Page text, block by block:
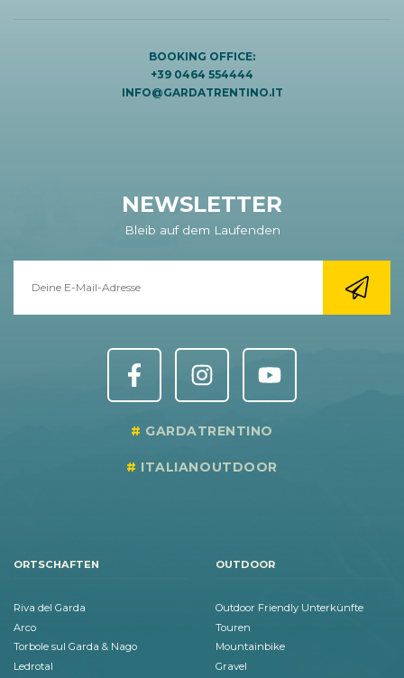
BOOKING OFFICE:
+39 0464 554444
INFO@GARDATRENTINO.IT
NEWSLETTER
Bleib auf dem Laufenden
GARDATRENTINO
ITALIANOUTDOOR
ORTSCHAFTEN
Riva del Garda
Arco
Torbole sul Garda & Nago
Ledrotal
OUTDOOR
Outdoor Friendly Unterkünfte
Touren
Mountainbike
Gravel